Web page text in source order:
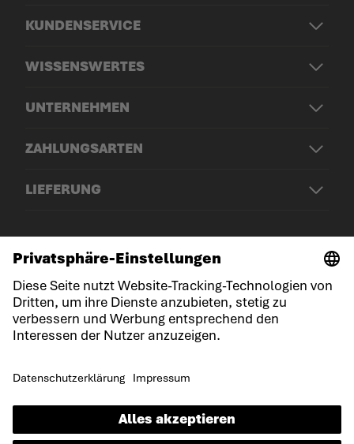
KUNDENSERVICE
WISSENSWERTES
UNTERNEHMEN
ZAHLUNGSARTEN
LIEFERUNG
Impressum
Datenschutz
Erklärung zur Barrierefreiheit